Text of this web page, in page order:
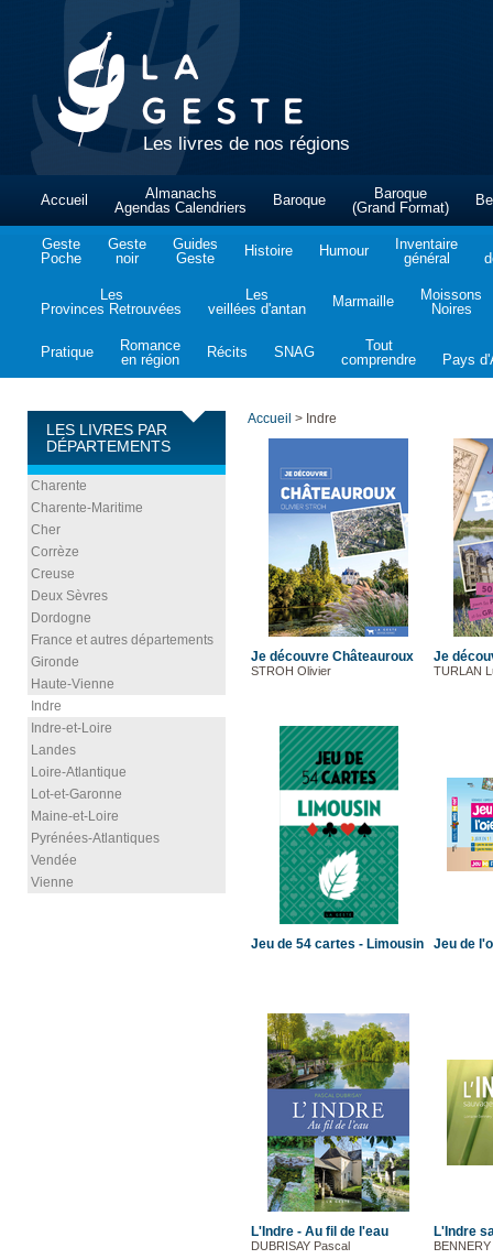
Les livres de nos régions
Accueil
Almanachs
Agendas Calendriers
Baroque
Baroque
(Grand Format)
Geste
Poche
Geste
noir
Guides
Geste
Histoire Humour
Inventaire
général
Les
Provinces Retrouvées
Les
veillées d'antan
Marmaille
Moissons
Noires
Pratique
Romance
en région
Récits SNAG
Tout
comprendre
Pays
LES LIVRES PAR
DÉPARTEMENTS
Charente
Charente-Maritime
Cher
Corrèze
Creuse
Deux Sèvres
Dordogne
France et autres départements
Gironde
Haute-Vienne
Indre
Indre-et-Loire
Landes
Loire-Atlantique
Lot-et-Garonne
Maine-et-Loire
Pyrénées-Atlantiques
Vendée
Vienne
Accueil > Indre
Je découvre Châteauroux
STROH Olivier
Je
TURLAN
Jeu de 54 cartes - Limousin Jeu de
L'Indre - Au fil de l'eau
DUBRISAY Pascal
L'Indre